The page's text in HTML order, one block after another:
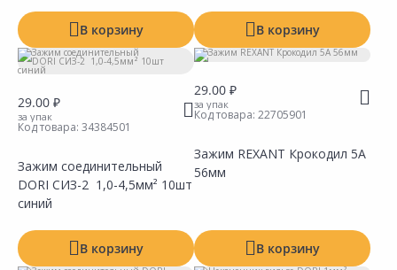
Показать все
В корзину В корзину
29.00 ₽
за упак
Код товара: 34384501
Зажим соединительный
DORI СИЗ-2 1,0-4,5мм² 10шт
синий
В корзину
29.00 ₽
за упак
Код товара: 22705901
Зажим REXANT Крокодил 5А
56мм
В корзину